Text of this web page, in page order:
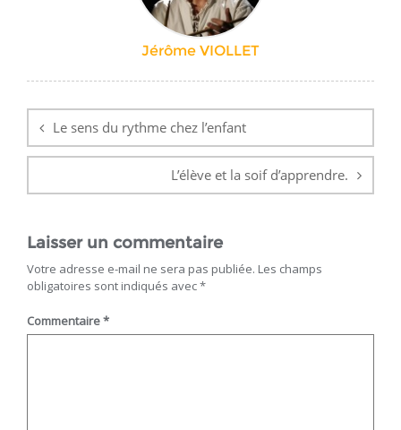
Jérôme VIOLLET
Navigation
de
l’article
Le sens du rythme chez l’enfant
L’élève et la soif d’apprendre.
Laisser un commentaire
Votre adresse e-mail ne sera pas publiée. Les champs
obligatoires sont indiqués avec*
Commentaire*